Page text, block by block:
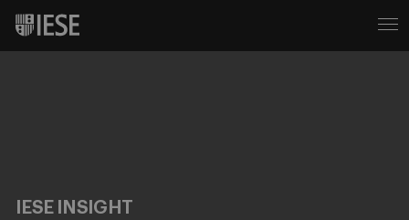
IESE INSIGHT